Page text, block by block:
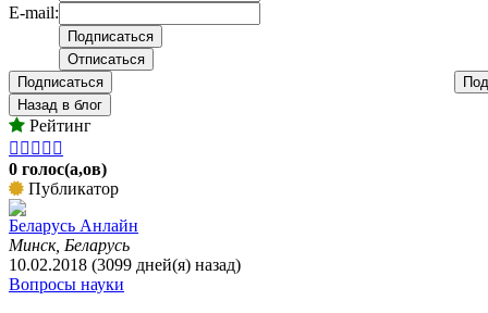
E-mail:
Подписаться
Назад в блог
Рейтинг
    
0 голос(а,ов)
Публикатор
Беларусь Анлайн
Минск, Беларусь
10.02.2018 (3099 дней(я) назад)
Вопросы науки